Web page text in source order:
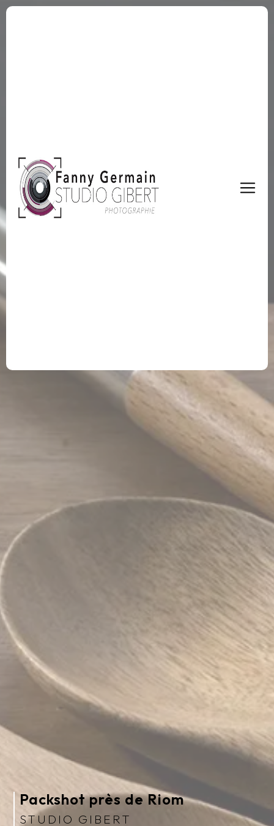
Packshot près de Riom
STUDIO GIBERT
Panneau de gestion des cookies